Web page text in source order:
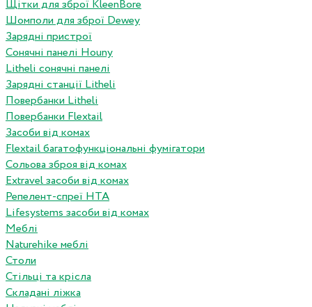
Щітки для зброї KleenBore
Шомполи для зброї Dewey
Зарядні пристрої
Сонячні панелі Houny
Litheli сонячні панелі
Зарядні станції Litheli
Повербанки Litheli
Повербанки Flextail
Засоби від комах
Flextail багатофункціональні фумігатори
Сольова зброя від комах
Extravel засоби від комах
Репелент-спреї HTA
Lifesystems засоби від комах
Меблі
Naturehike меблі
Столи
Стільці та крісла
Складані ліжка